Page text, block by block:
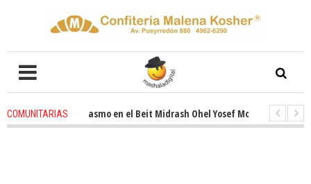
COMUNITARIAS
entusiasmo en el Beit Midrash Ohel Yosef Moshe 1 months ago